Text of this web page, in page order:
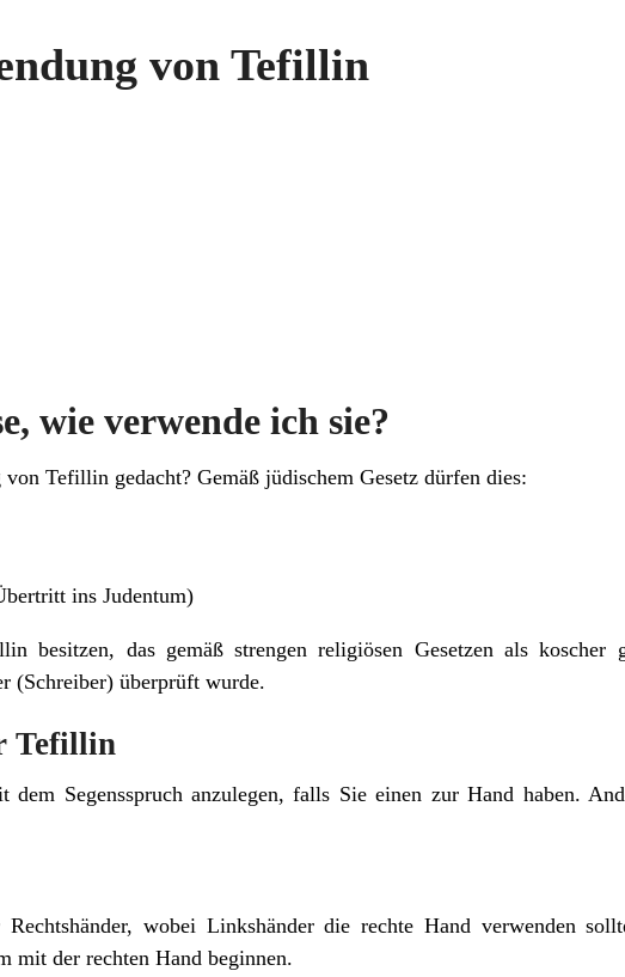
von Tefillin
wie verwende ich sie?
Tefillin gedacht? Gemäß jüdischem Gesetz dürfen dies:
ins Judentum)
besitzen, das gemäß strengen religiösen Gesetzen als koscher
(Schreiber) überprüft wurde.
Tefillin
Segensspruch anzulegen, falls Sie einen zur Hand haben.
wobei Linkshänder die rechte Hand verwenden
mit der rechten Hand beginnen.